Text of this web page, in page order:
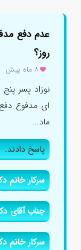
عدم دفع
روز؟
۸ ماه پیش
نوزاد پسر
ای مدفوع
ماد...
پاسخ دادند.
سرکار خانم
جناب آقای
سرکار خانم